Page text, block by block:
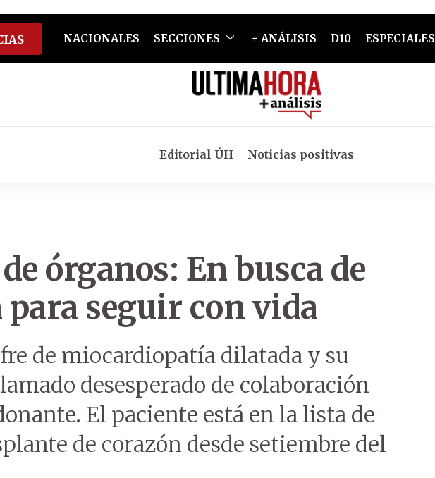
NACIONALES SECCIONES + ANÁLISIS D10 ESPECIALES
Editorial ÚH Noticias positivas
órganos: En busca de
seguir con vida
de miocardiopatía dilatada y su
desesperado de colaboración
El paciente está en la lista de
de corazón desde setiembre del